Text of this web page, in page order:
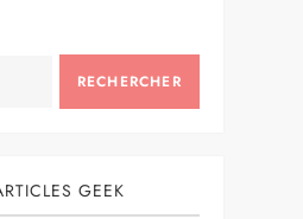
RECHERCHER
GEEK